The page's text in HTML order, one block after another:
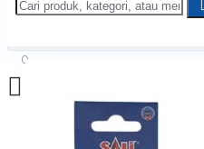
0
Daftar belanja Anda kosong!